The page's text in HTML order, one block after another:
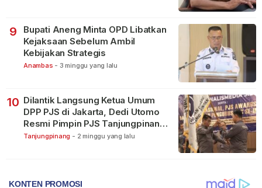
9
Bupati Aneng Minta OPD Libatkan
Kejaksaan Sebelum Ambil
Kebijakan Strategis
Anambas - 3 minggu yang lalu
10 Dilantik Langsung Ketua Umum
DPP PJS di Jakarta, Dedi Utomo
Resmi Pimpin PJS Tanjungpinang-
Bintan
Tanjungpinang - 2 minggu yang lalu